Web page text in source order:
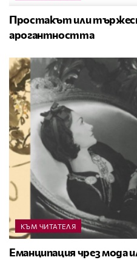
Простакът или
арогантността
КЪМ ЧИТАТЕЛЯ
Еманципация чрез мода